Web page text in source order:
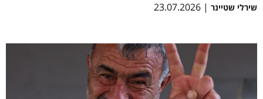
שירלי שטיינר | 23.07.2026